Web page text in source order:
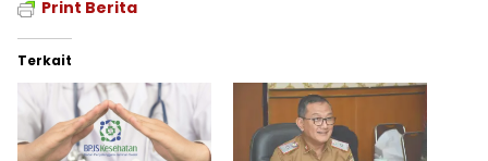
Print Berita
Terkait